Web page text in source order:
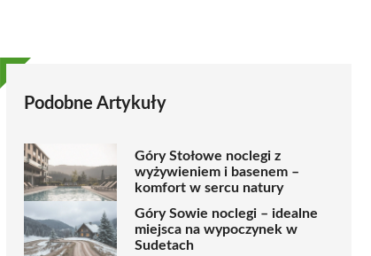
Podobne Artykuły
Góry Stołowe noclegi z
wyżywieniem i basenem –
komfort w sercu natury
Góry Sowie noclegi – idealne
miejsca na wypoczynek w
Sudetach